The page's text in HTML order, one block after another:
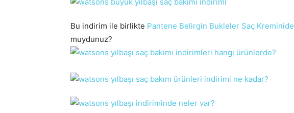
Bu indirim ile birlikte Pantene Belirgin Bukleler Saç Kreminide
muydunuz?